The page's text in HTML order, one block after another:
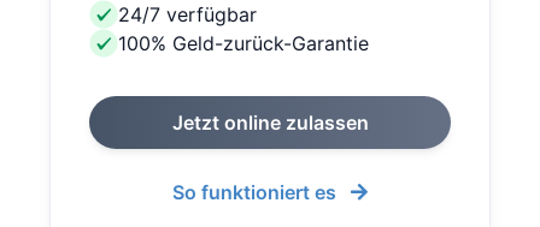
24/7 verfügbar
100% Geld-zurück-Garantie
Jetzt online zulassen
So funktioniert es